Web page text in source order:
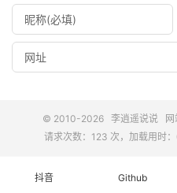
© 2010-2026 李逍遥说说
请求次数：123 次，加载用时
抖音 Github